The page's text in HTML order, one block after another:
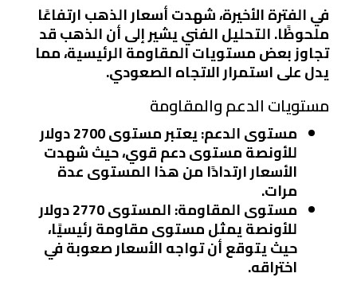
في الفترة الأخيرة، شهدت أسعار الذهب ارتفاعًا
ملحوظًا. التحليل الفني يشير إلى أن الذهب قد
تجاوز بعض مستويات المقاومة الرئيسية، مما
يدل على استمرار الاتجاه الصعودي.
مستويات الدعم والمقاومة
مستوى الدعم : يعتبر مستوى 2700 دولار
للأونصة مستوى دعم قوي، حيث شهدت
الأسعار ارتدادًا من هذا المستوى عدة
مرات.
مستوى المقاومة : المستوى 2770 دولار
للأونصة يمثل مستوى مقاومة رئيسيًا،
حيث يتوقع أن تواجه الأسعار صعوبة في
اختراقه.